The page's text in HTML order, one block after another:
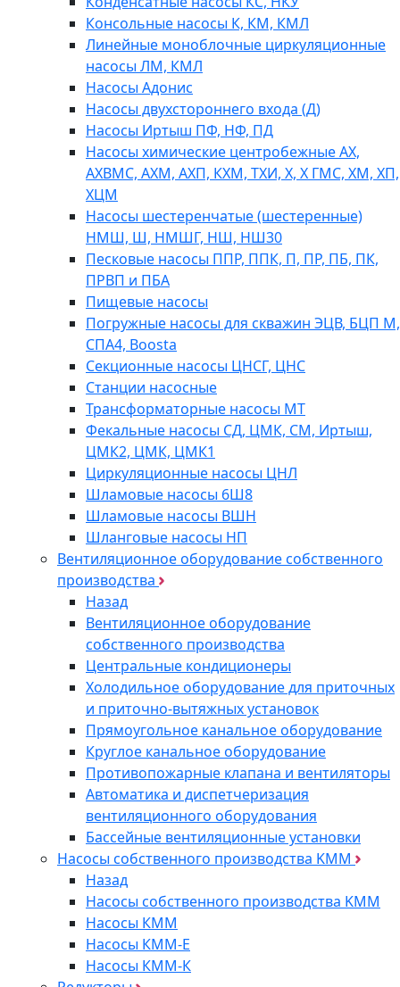
Консольные насосы К, КМ, КМЛ
Линейные моноблочные циркуляционные
насосы ЛМ, КМЛ
Насосы Адонис
Насосы двухстороннего входа (Д)
Насосы Иртыш ПФ, НФ, ПД
Насосы химические центробежные АХ,
АХВМС, АХМ, АХП, КХМ, ТХИ, Х, Х ГМС, ХМ, ХП,
ХЦМ
Насосы шестеренчатые (шестеренные)
НМШ, Ш, НМШГ, НШ, НШ30
Песковые насосы ППР, ППК, П, ПР, ПБ, ПК,
ПРВП и ПБА
Пищевые насосы
Погружные насосы для скважин ЭЦВ, БЦП М,
СПА4, Boosta
Секционные насосы ЦНСГ, ЦНС
Станции насосные
Трансформаторные насосы МТ
Фекальные насосы СД, ЦМК, СМ, Иртыш,
ЦМК2, ЦМК, ЦМК1
Циркуляционные насосы ЦНЛ
Шламовые насосы 6Ш8
Шламовые насосы ВШН
Шланговые насосы НП
Вентиляционное оборудование собственного
производства
Назад
Вентиляционное оборудование
собственного производства
Центральные кондиционеры
Холодильное оборудование для приточных
и приточно-вытяжных установок
Прямоугольное канальное оборудование
Круглое канальное оборудование
Противопожарные клапана и вентиляторы
Автоматика и диспетчеризация
вентиляционного оборудования
Бассейные вентиляционные установки
Насосы собственного производства KMM
Назад
Насосы собственного производства KMM
Насосы КММ
Насосы КММ-Е
Насосы КММ-К